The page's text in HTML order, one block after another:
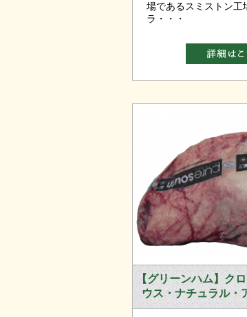
場であるスミストン工
ラ・・・
【グリーンハム】ク
ウス・ナチュラル・